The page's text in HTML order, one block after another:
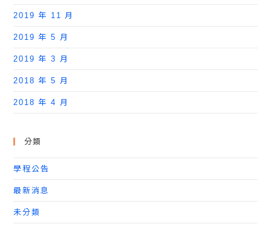
2019 年 11 月
2019 年 5 月
2019 年 3 月
2018 年 5 月
2018 年 4 月
分類
學程公告
最新消息
未分類